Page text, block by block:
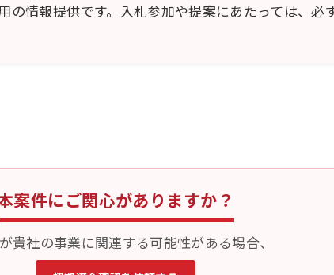
情報提供です。入札参加や提案にあたっては、必
案件にご関心がありますか？
貴社の事業に関連する可能性がある場合、